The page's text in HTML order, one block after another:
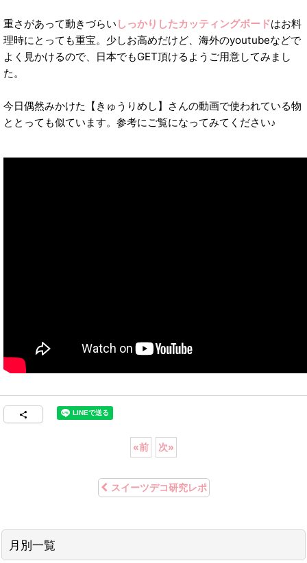
重さがあって動きづらい しっかりしたカッティングボードはお料
理時にとっても重宝。少しお高めだけど、海外のyoutubeなどで
よく見かけるので、日本でもGET頂けるようご用意してみまし
た。
今日偶然みかけた【きゅうりめし】さんの動画で使われている物
ととっても似ています。参考にご覧になってみてください♪
«前 次»
スイーツデコ研究レポ
月別一覧